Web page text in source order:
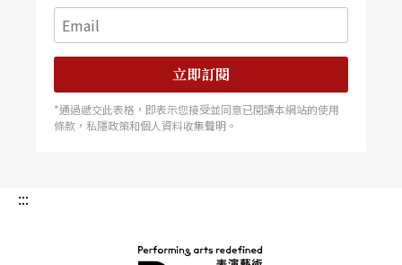
生，但她卻在新加坡留學，「也就是說，只能在她
放假時排練，所以我們真正見面排練的時間非常
短，結果短短兩天我們就把戲給排了出來。」程守
明的例子，也呼應了他的想法，他認為在馬來西亞
多是親友票，始終難以觸及更多觀眾群，「倒是宗
立即訂閱
*通過遞交此表格，即表示您接受並同意已閱讀本網站的使用
條款，私隱政策和個人資料收集聲明。
:::